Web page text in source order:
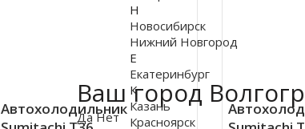
Автохолодильник
Ваш город
Да Нет
Н
Новосибирск
Нижний Новгород
Е
Екатеринбург
К
Казань
Красноярск